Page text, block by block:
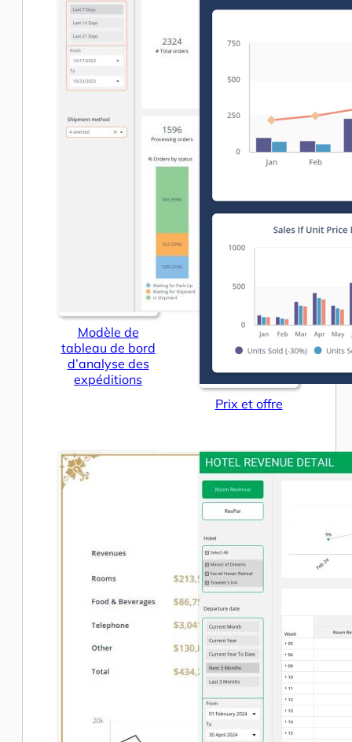
Modèle de
tableau de bord
d’analyse des
expéditions
Prix et offre